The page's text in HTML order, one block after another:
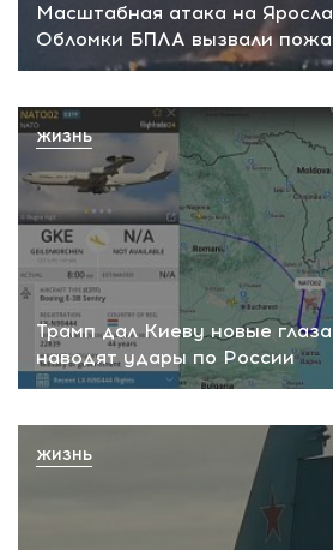
Масштабная атака на
Обломки БПЛА вызвали
Трамп дал Киеву новые
наводят удары по России
ЖИЗНЬ
ЖИЗНЬ